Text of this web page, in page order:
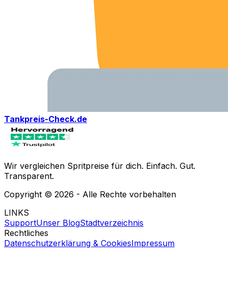
Tankpreis-Check.de
Wir vergleichen Spritpreise für dich. Einfach. Gut.
Transparent.
Copyright © 2026 - Alle Rechte vorbehalten
LINKS
SupportUnser BlogStadtverzeichnis
Rechtliches
Datenschutzerklärung & CookiesImpressum